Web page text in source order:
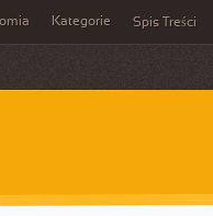
Kategorie Spis Treści